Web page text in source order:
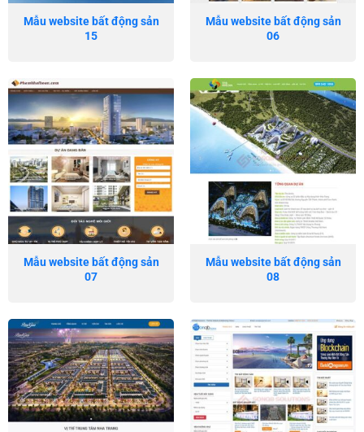
Mẫu website bất động sản
15
Mẫu website bất động sản
06
Mẫu website bất động sản
07
Mẫu website bất động sản
08